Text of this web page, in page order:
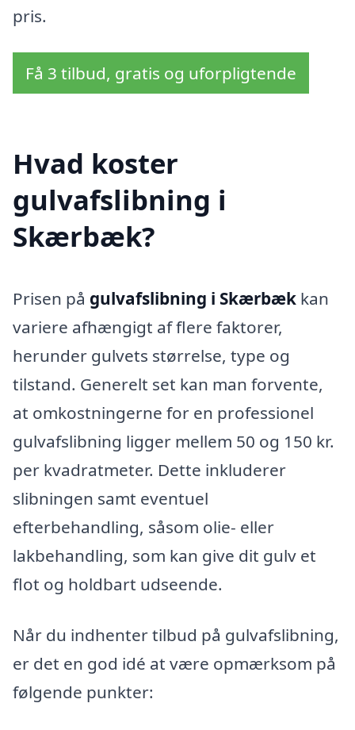
pris.
Få 3 tilbud, gratis og uforpligtende
Hvad koster
gulvafslibning i
Skærbæk?
Prisen på gulvafslibning i Skærbæk kan
variere afhængigt af flere faktorer,
herunder gulvets størrelse, type og
tilstand. Generelt set kan man forvente,
at omkostningerne for en professionel
gulvafslibning ligger mellem 50 og 150 kr.
per kvadratmeter. Dette inkluderer
slibningen samt eventuel
efterbehandling, såsom olie- eller
lakbehandling, som kan give dit gulv et
flot og holdbart udseende.
Når du indhenter tilbud på gulvafslibning,
er det en god idé at være opmærksom på
følgende punkter: